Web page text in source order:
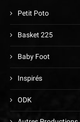
Petit Poto
Basket 225
Baby Foot
Inspirés
ODK